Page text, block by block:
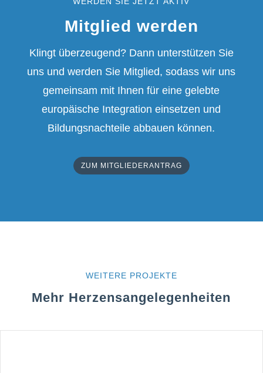
Mitglied werden
Klingt überzeugend? Dann unterstützen Sie
uns und werden Sie Mitglied, sodass wir uns
gemeinsam mit Ihnen für eine gelebte
europäische Integration einsetzen und
Bildungsnachteile abbauen können.
ZUM MITGLIEDERANTRAG
WEITERE PROJEKTE
Mehr Herzensangelegenheiten